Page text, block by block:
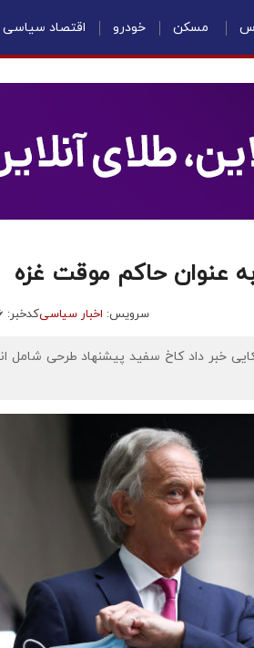
مسکن خودرو اقتصاد سیاسی
به عنوان حاکم موقت غزه
سرویس: اخبار سیاسیکدخبر: ۷۴۴۶۸۶
خبر داد کاخ سفید پیشنهاد طرحی